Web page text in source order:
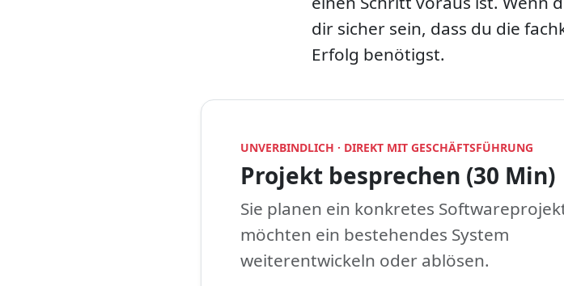
dir sicher sein, dass du die
Erfolg benötigst.
UNVERBINDLICH · DIREKT MIT GESCHÄFTSFÜHRUNG
Projekt besprechen (30 Min)
Sie planen ein konkretes
möchten ein bestehendes System
weiterentwickeln oder ablösen.